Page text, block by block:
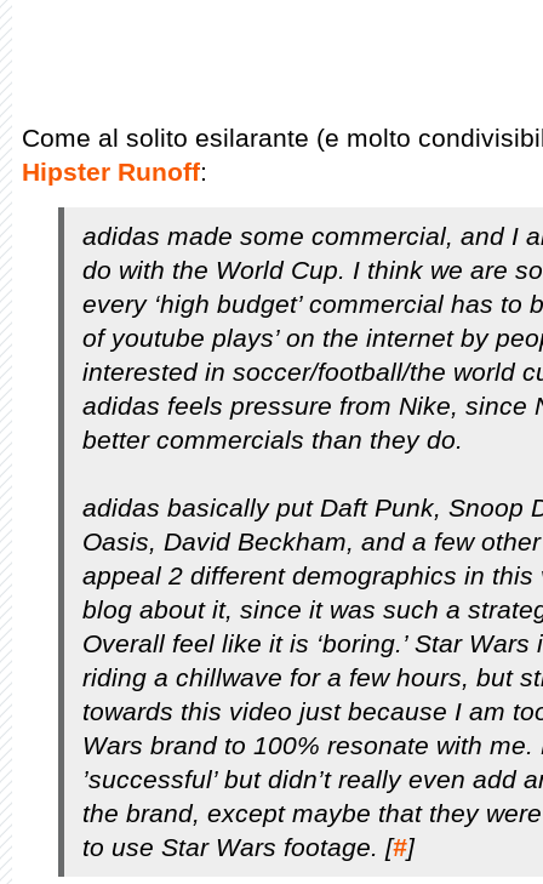
Come al solito esilarante (e molto
Hipster Runoff:
adidas made some commercial, and I
do with the World Cup. I think we are
every ‘high budget’ commercial has to
of youtube plays’ on the internet by
interested in soccer/football/the world
adidas feels pressure from Nike, since
better commercials than they do.
adidas basically put Daft Punk, Snoop
Oasis, David Beckham, and a few
appeal 2 different demographics in this
blog about it, since it was such a
Overall feel like it is ‘boring.’ Star
riding a chillwave for a few hours, but
towards this video just because I am
Wars brand to 100% resonate with
’successful’ but didn’t really even add
the brand, except maybe that they
to use Star Wars footage. [#]